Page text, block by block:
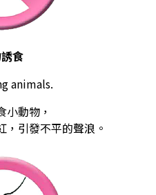
食
animals.
小動物，
，引發不平的聲浪。